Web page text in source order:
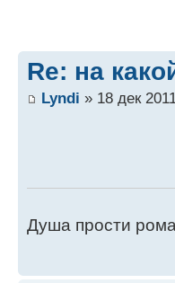
Re: на
Lyndi » 18 дек
Душа прости